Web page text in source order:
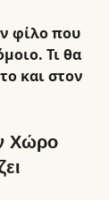
φίλο που
Τι θα
και στον
Χώρο